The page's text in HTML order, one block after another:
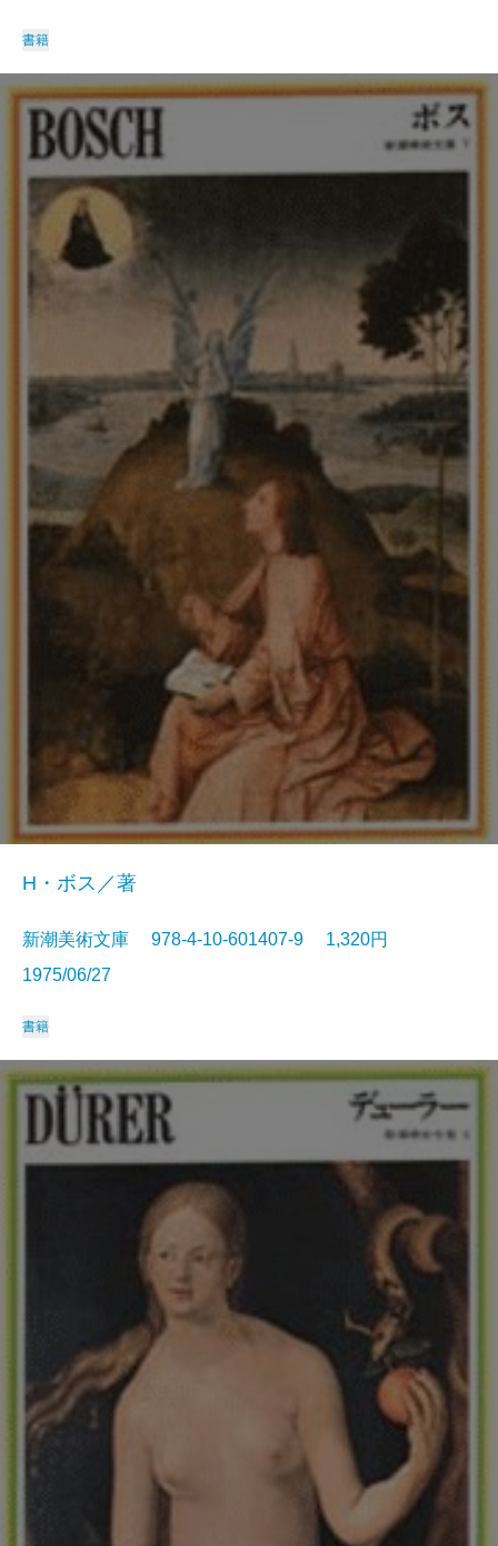
書籍
H・ボス／著
新潮美術文庫 978-4-10-601407-9 1,320円
1975/06/27
書籍